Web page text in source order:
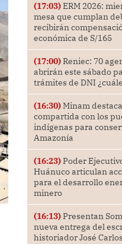
(17:03)ERM 2026:
mesa que cumplan
recibirán
económica de S/165
(17:00)Reniec: 70
abrirán este sábado
trámites de DNI
(16:30)Minam
compartida con los
indígenas para
Amazonía
(16:23)Poder
Huánuco articulan
para el desarrollo
minero
(16:13)Presentan
nueva entrega del
historiador José